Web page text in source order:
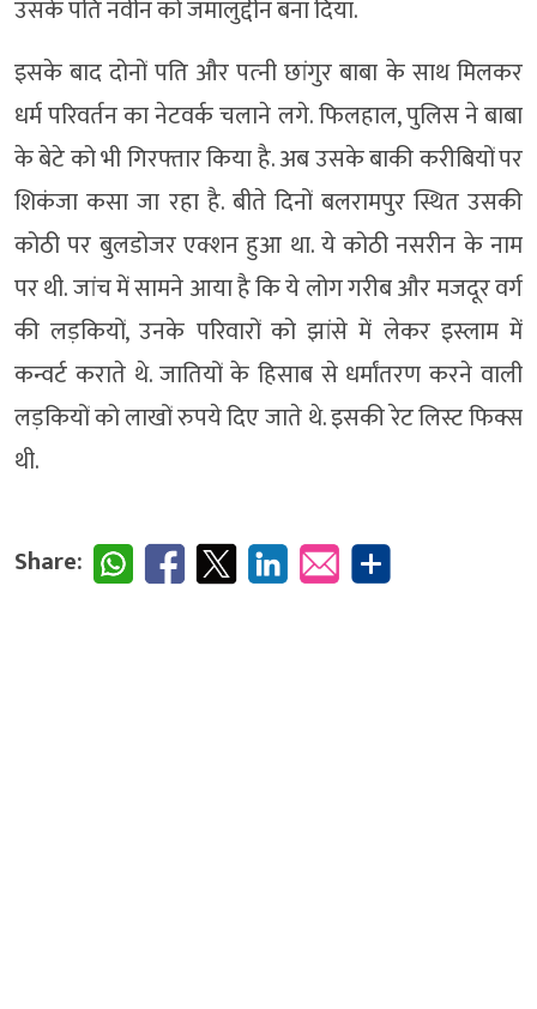
उसके पति नवीन को जमालुद्दीन बना दिया.
इसके बाद दोनों पति और पत्‍नी छांगुर बाबा के साथ मिलकर
धर्म परिवर्तन का नेटवर्क चलाने लगे. फिलहाल, पुलिस ने बाबा
के बेटे को भी गिरफ्तार किया है. अब उसके बाकी करीबियों पर
शिकंजा कसा जा रहा है. बीते दिनों बलरामपुर स्थित उसकी
कोठी पर बुलडोजर एक्शन हुआ था. ये कोठी नसरीन के नाम
पर थी. जांच में सामने आया है कि ये लोग गरीब और मजदूर वर्ग
की लड़कियों, उनके परिवारों को झांसे में लेकर इस्लाम में
कन्वर्ट कराते थे. जातियों के हिसाब से धर्मांतरण करने वाली
लड़कियों को लाखों रुपये दिए जाते थे. इसकी रेट लिस्ट फिक्स
थी.
Share: